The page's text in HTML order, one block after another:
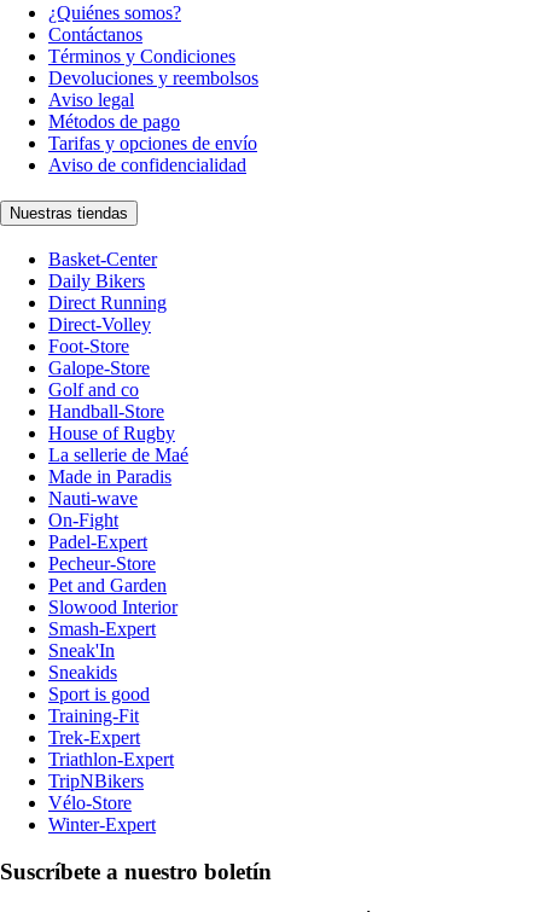
¿Quiénes somos?
Contáctanos
Términos y Condiciones
Devoluciones y reembolsos
Aviso legal
Métodos de pago
Tarifas y opciones de envío
Aviso de confidencialidad
Nuestras tiendas
Basket-Center
Daily Bikers
Direct Running
Direct-Volley
Foot-Store
Galope-Store
Golf and co
Handball-Store
House of Rugby
La sellerie de Maé
Made in Paradis
Nauti-wave
On-Fight
Padel-Expert
Pecheur-Store
Pet and Garden
Slowood Interior
Smash-Expert
Sneak'In
Sneakids
Sport is good
Training-Fit
Trek-Expert
Triathlon-Expert
TripNBikers
Vélo-Store
Winter-Expert
Suscríbete a nuestro boletín